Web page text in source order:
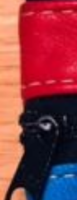
Contractuels
|
Le dialogue
Comment Agir ?
Qui sommes-nous
Rémunération
OTE et DDI
Travail & santé
Action sociale
Contractuels
Le dialogue
S'incrire à la